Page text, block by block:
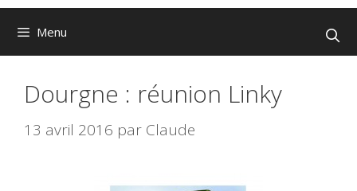
Menu
Dourgne : réunion Linky
13 avril 2016 par Claude